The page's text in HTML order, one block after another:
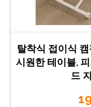
탈착식 접이식
시원한 테이블,
드